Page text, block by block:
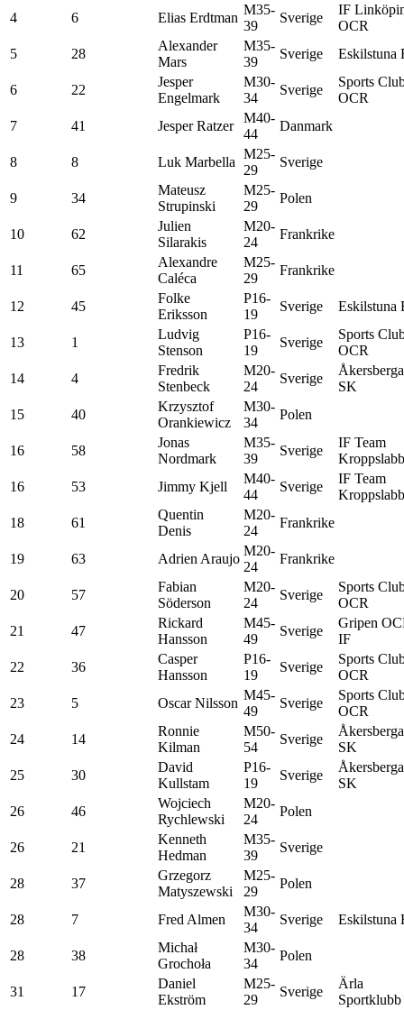
4
6 Elias Erdtman
M35-
39
Sverige
IF
OCR
5
28
Alexander
Mars
M35-
39
Sverige Eskilstuna
6 22
Jesper
Engelmark
M30-
34
Sverige
Sports
OCR
7
41 Jesper Ratzer
M40-
44
Danmark
8 8 Luk Marbella
M25-
29
Sverige
9 34
Mateusz
Strupinski
M25-
29
Polen
10 62
Julien
Silarakis
M20-
24
Frankrike
11 65
Alexandre
Caléca
M25-
29
Frankrike
12 45
Folke
Eriksson
P16-
19
Sverige Eskilstuna
13 1
Ludvig
Stenson
P16-
19
Sverige
Sports
OCR
14
4
Fredrik
Stenbeck
M20-
24
Sverige
Åkersberga
SK
15
40
Krzysztof
Orankiewicz
M30-
34
Polen
16 58
Jonas
Nordmark
M35-
39
Sverige
IF Team
16
53 Jimmy Kjell
M40-
44
Sverige
IF Team
18
61
Quentin
Denis
M20-
24
Frankrike
19 63 Adrien Araujo
M20-
24
Frankrike
20 57
Fabian
Söderson
M20-
24
Sverige
Sports
OCR
21
47
Rickard
Hansson
M45-
49
Sverige
Gripen
IF
22
36
Casper
Hansson
P16-
19
Sverige
Sports
OCR
23
5 Oscar Nilsson
M45-
49
Sverige
Sports
OCR
24
14
Ronnie
Kilman
M50-
54
Sverige
Åkersberga
SK
25
30
David
Kullstam
P16-
19
Sverige
Åkersberga
SK
26
46
Wojciech
Rychlewski
M20-
24
Polen
26 21
Kenneth
Hedman
M35-
39
Sverige
28 37
Grzegorz
Matyszewski
M25-
29
Polen
28 7 Fred Almen
M30-
34
Sverige Eskilstuna
28 38
Michał
Grochoła
M30-
34
Polen
31 17
Daniel
Ekström
M25-
29
Sverige
Ärla
Sportklubb